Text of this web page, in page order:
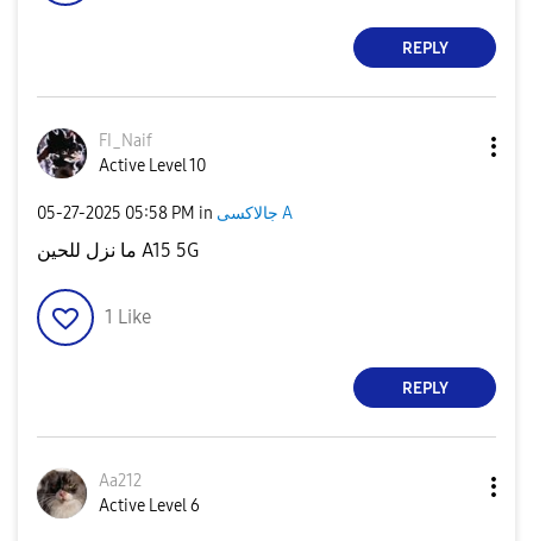
REPLY
FI_Naif
Active Level 10
‎05-27-2025 05:58 PM in جالاكسى A
ما نزل للحين A15 5G
1 Like
REPLY
Aa212
Active Level 6